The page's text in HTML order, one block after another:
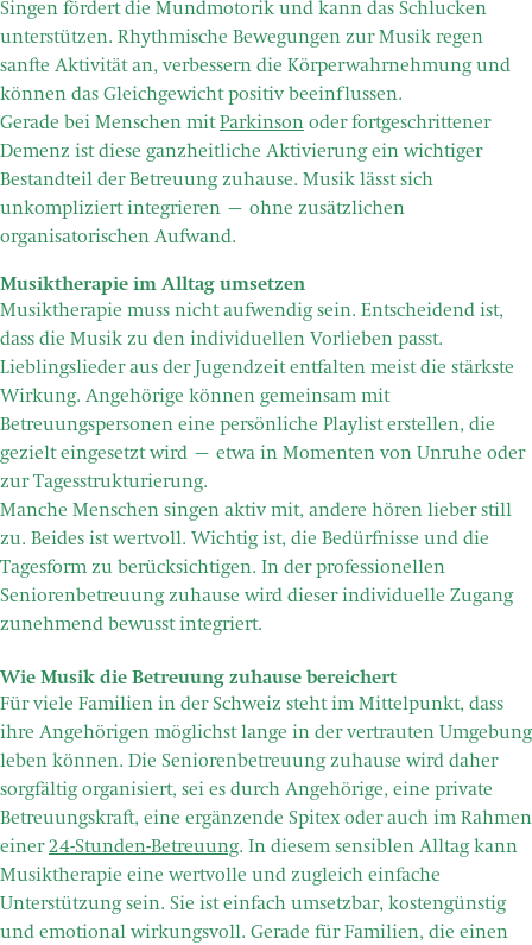
Singen fördert die Mundmotorik und kann das Schlucken
unterstützen. Rhythmische Bewegungen zur Musik regen
sanfte Aktivität an, verbessern die Körperwahrnehmung und
können das Gleichgewicht positiv beeinflussen.
Gerade bei Menschen mitParkinson oder fortgeschrittener
Demenz ist diese ganzheitliche Aktivierung ein wichtiger
Bestandteil der Betreuung zuhause. Musik lässt sich
unkompliziert integrieren – ohne zusätzlichen
organisatorischen Aufwand.
Musiktherapie im Alltag umsetzen
Musiktherapie muss nicht aufwendig sein. Entscheidend ist,
dass die Musik zu den individuellen Vorlieben passt.
Lieblingslieder aus der Jugendzeit entfalten meist die stärkste
Wirkung. Angehörige können gemeinsam mit
Betreuungspersonen eine persönliche Playlist erstellen, die
gezielt eingesetzt wird – etwa in Momenten von Unruhe oder
zur Tagesstrukturierung.
Manche Menschen singen aktiv mit, andere hören lieber still
zu. Beides ist wertvoll. Wichtig ist, die Bedürfnisse und die
Tagesform zu berücksichtigen. In der professionellen
Seniorenbetreuung zuhause wird dieser individuelle Zugang
zunehmend bewusst integriert.
Wie Musik die Betreuung zuhause bereichert
Für viele Familien in der Schweiz steht im Mittelpunkt, dass
ihre Angehörigen möglichst lange in der vertrauten Umgebung
leben können. Die Seniorenbetreuung zuhause wird daher
sorgfältig organisiert, sei es durch Angehörige, eine private
Betreuungskraft, eine ergänzende Spitex oder auch im Rahmen
einer24-Stunden-Betreuung. In diesem sensiblen Alltag kann
Musiktherapie eine wertvolle und zugleich einfache
Unterstützung sein. Sie ist einfach umsetzbar, kostengünstig
und emotional wirkungsvoll. Gerade für Familien, die einen